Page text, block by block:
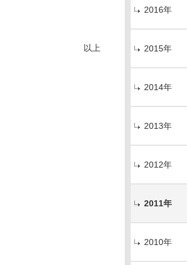
以上
2016年
2015年
2014年
2013年
2012年
2011年
2010年